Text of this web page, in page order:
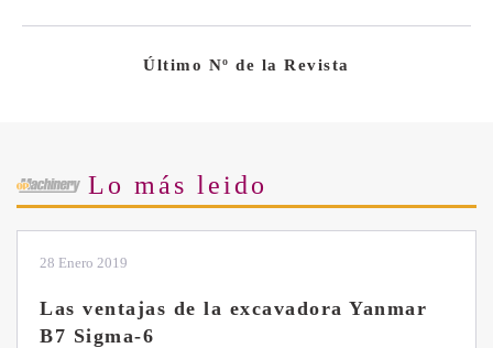
Último Nº de la Revista
Lo más leido
28 Enero 2019
Las ventajas de la excavadora Yanmar
B7 Sigma-6